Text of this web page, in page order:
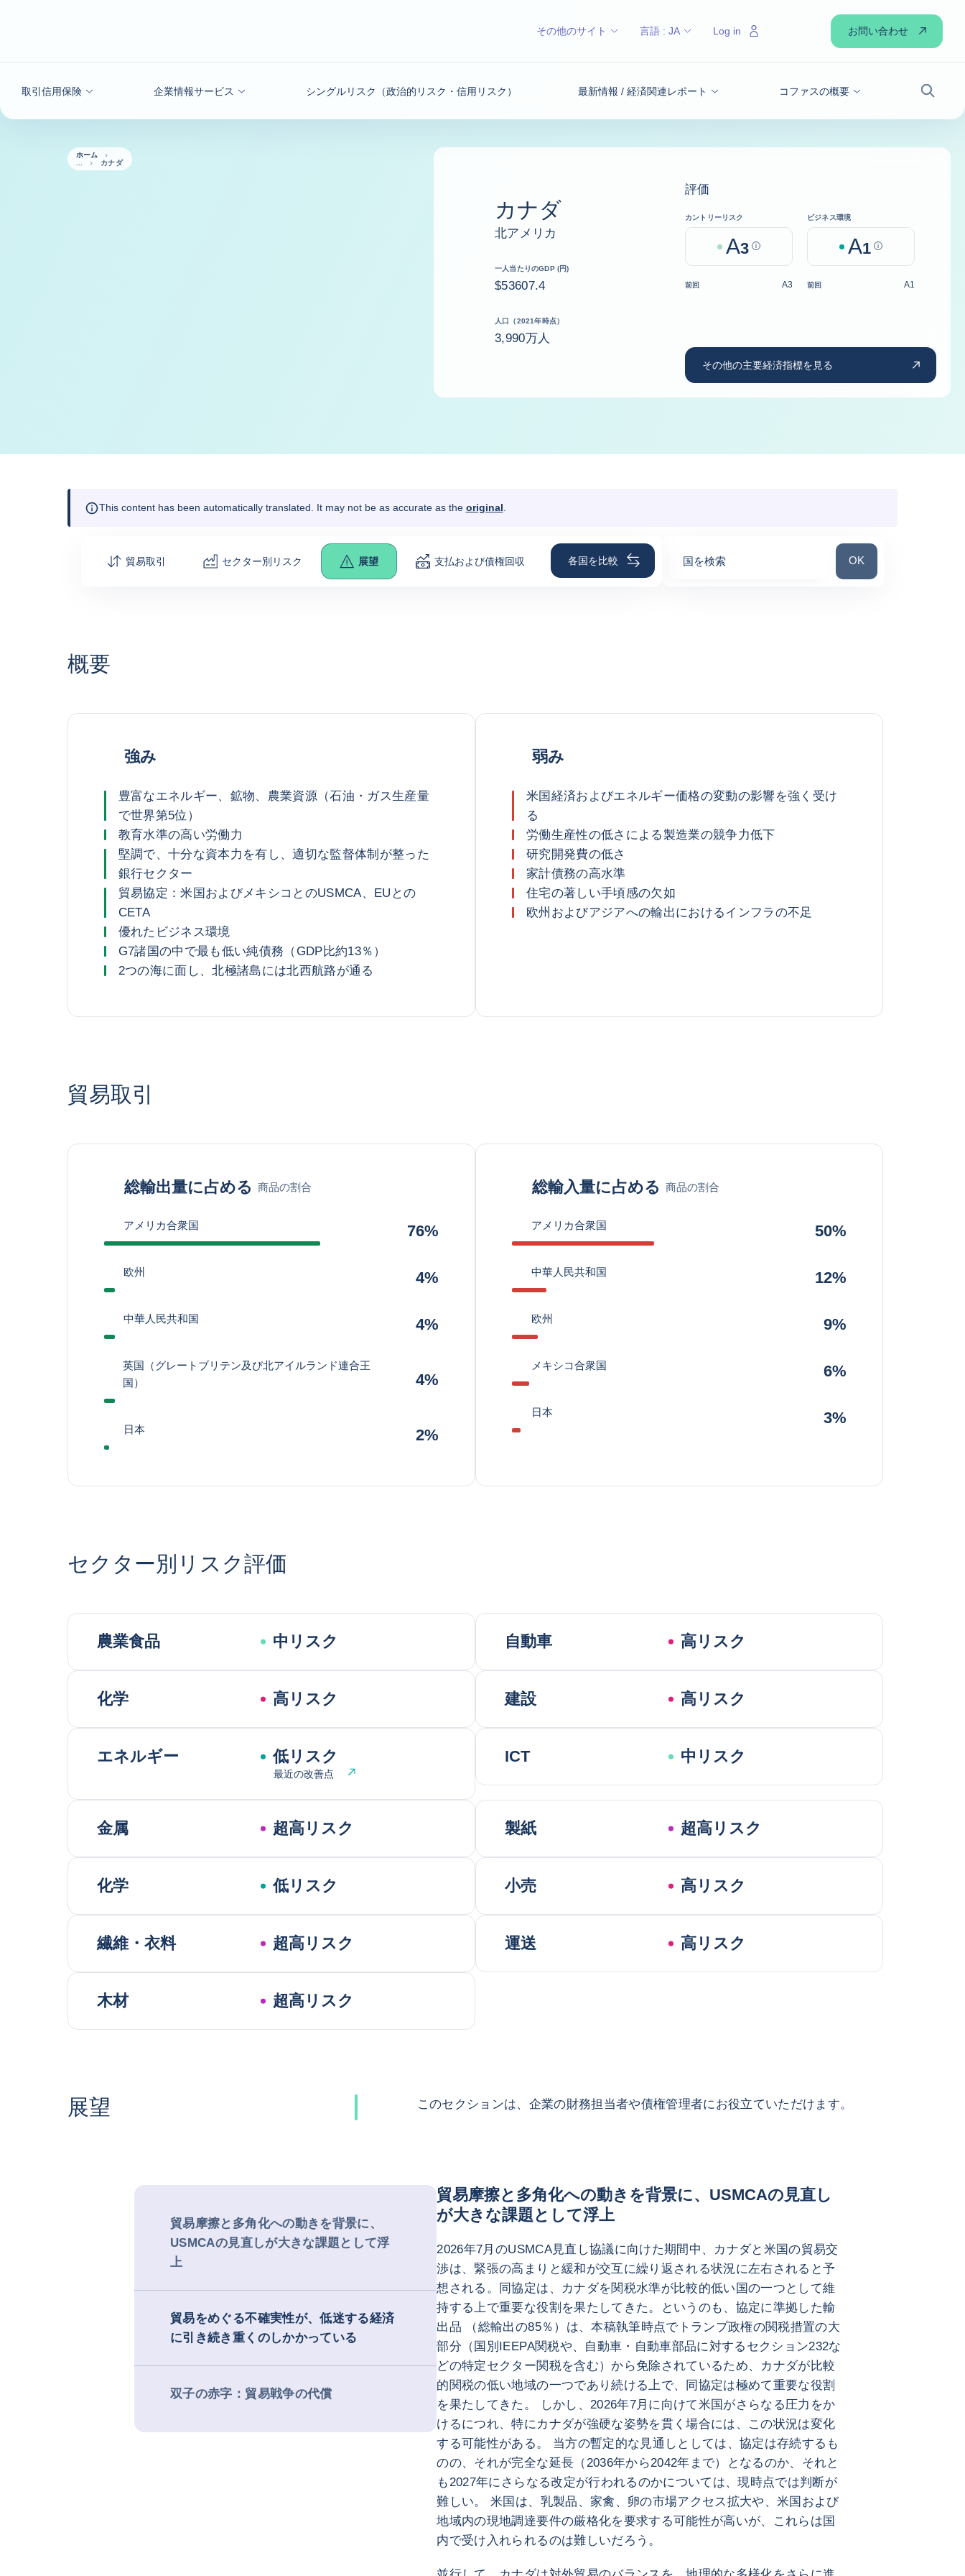
取引信用保険 企業情報サービス シングルリスク（政治的リスク・信用リスク） 最新情報 / 経済関連レポート コファスの概要
検索
その他のサイト 言語 : JA Log in お問い合わせ
ホーム
カナダ
カナダ
北アメリカ
一人当たりのGDP (円)
$53607.4
人口（2021年時点）
3,990万人
評価
カントリーリスク
A3 Help
ビジネス環境
A1 Help
前回 A3 前回 A1
その他の主要経済指標を見る
This content has been automatically translated. It may not be as accurate as the original
貿易取引 セクター別リスク 展望 支払および債権回収 各国を比較 国を検索 国を検索
OK
概要
強み
豊富なエネルギー、鉱物、農業資源（石油・ガス生産量
で世界第5位）
教育水準の高い労働力
堅調で、十分な資本力を有し、適切な監督体制が整った
銀行セクター
貿易協定：米国およびメキシコとのUSMCA、EUとの
CETA
優れたビジネス環境
G7諸国の中で最も低い純債務（GDP比約13％）
2つの海に面し、北極諸島には北西航路が通る
弱み
米国経済およびエネルギー価格の変動の影響を強く受け
る
労働生産性の低さによる製造業の競争力低下
研究開発費の低さ
家計債務の高水準
住宅の著しい手頃感の欠如
欧州およびアジアへの輸出におけるインフラの不足
貿易取引
総輸出量に占める 商品の割合
アメリカ合衆国 76%
欧州 4%
中華人民共和国 4%
英国（グレートブリテン及び北アイルランド連合王
国）
4%
日本 2%
総輸入量に占める 商品の割合
アメリカ合衆国 50%
中華人民共和国 12%
欧州 9%
メキシコ合衆国 6%
日本 3%
セクター別リスク評価
農業食品 中リスク 自動車 高リスク
化学 高リスク 建設 高リスク
エネルギー 低リスク
最近の改善点
ICT 中リスク
金属 超高リスク 製紙 超高リスク
化学 低リスク 小売 高リスク
繊維・衣料 超高リスク 運送 高リスク
木材 超高リスク
展望 このセクションは、企業の財務担当者や債権管理者にお役立ていただけます。
貿易摩擦と多角化への動きを背景に、
USMCAの見直しが大きな課題として浮
上
貿易をめぐる不確実性が、低迷する経済
に引き続き重くのしかかっている
双子の赤字：貿易戦争の代償
貿易摩擦と多角化への動きを背景に、USMCAの見直し
が大きな課題として浮上
2026年7月のUSMCA見直し協議に向けた期間中、カナダと米国の貿易交
渉は、緊張の高まりと緩和が交互に繰り返される状況に左右されると予
想される。同協定は、カナダを関税水準が比較的低い国の一つとして維
持する上で重要な役割を果たしてきた。というのも、協定に準拠した輸
出品 （総輸出の85％）は、本稿執筆時点でトランプ政権の関税措置の大
部分（国別IEEPA関税や、自動車・自動車部品に対するセクション232な
どの特定セクター関税を含む）から免除されているため、カナダが比較
的関税の低い地域の一つであり続ける上で、同協定は極めて重要な役割
を果たしてきた。 しかし、2026年7月に向けて米国がさらなる圧力をか
けるにつれ、特にカナダが強硬な姿勢を貫く場合には、この状況は変化
する可能性がある。 当方の暫定的な見通しとしては、協定は存続するも
のの、それが完全な延長（2036年から2042年まで）となるのか、それと
も2027年にさらなる改定が行われるのかについては、現時点では判断が
難しい。 米国は、乳製品、家禽、卵の市場アクセス拡大や、米国および
地域内の現地調達要件の厳格化を要求する可能性が高いが、これらは国
内で受け入れられるのは難しいだろう。